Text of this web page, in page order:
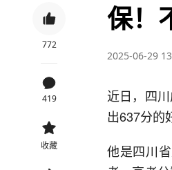
772
419
收藏
保！
2025-06-29
近日，四
出637分的
他是四川